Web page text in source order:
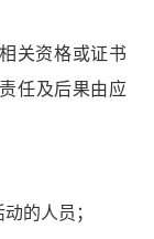
关资格或证书
任及后果由应
的人员；